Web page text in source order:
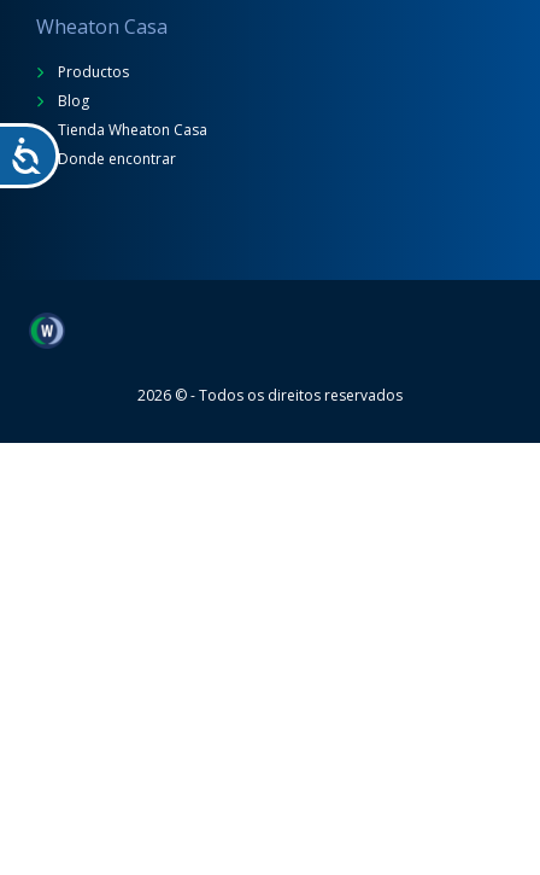
Wheaton Casa
Productos
Blog
Tienda Wheaton Casa
Donde encontrar
Wheaton
2026 © - Todos os direitos reservados